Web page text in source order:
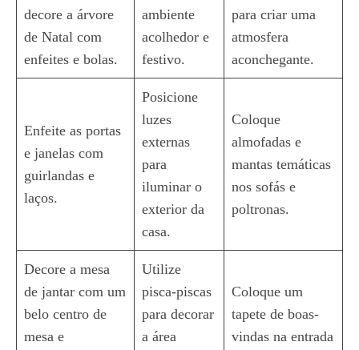
decore a árvore
de Natal com
enfeites e bolas.
ambiente
acolhedor e
festivo.
para criar uma
atmosfera
aconchegante.
Enfeite as portas
e janelas com
guirlandas e
laços.
Posicione
luzes
externas
para
iluminar o
exterior da
casa.
Coloque
almofadas e
mantas temáticas
nos sofás e
poltronas.
Decore a mesa
de jantar com um
belo centro de
mesa e
Utilize
pisca-piscas
para decorar
a área
Coloque um
tapete de boas-
vindas na entrada